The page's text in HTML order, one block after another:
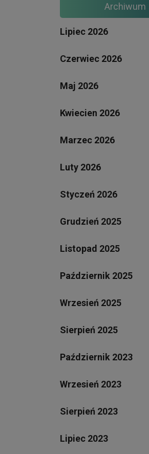
Archiwum
Lipiec 2026
Czerwiec 2026
Maj 2026
Kwiecien 2026
Marzec 2026
Luty 2026
Styczeń 2026
Grudzień 2025
Listopad 2025
Październik 2025
Wrzesień 2025
Sierpień 2025
Październik 2023
Wrzesień 2023
Sierpień 2023
Lipiec 2023